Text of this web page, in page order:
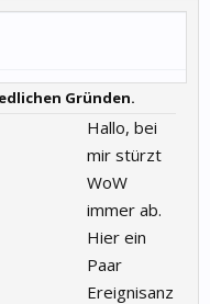
Gründen.
Hallo, bei
mir stürzt
WoW
immer ab.
Hier ein
Paar
Ereignisanz